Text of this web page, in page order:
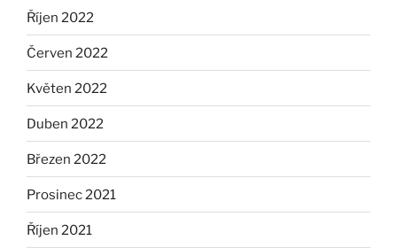
Říjen 2022
Červen 2022
Květen 2022
Duben 2022
Březen 2022
Prosinec 2021
Říjen 2021